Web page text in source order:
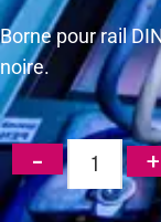
Borne pour rail
noire.